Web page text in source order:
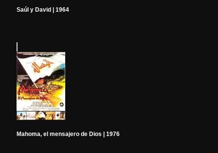
Saúl y David | 1964
Mahoma, el mensajero de Dios | 1976